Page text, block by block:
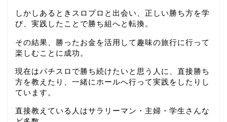
しかしあるときスロプロと出会い、正しい勝ち方を学
び、実践したことで勝ち組へと転換。
その結果、勝ったお金を活用して趣味の旅行に行って
楽しむことに成功。
現在はパチスロで勝ち続けたいと思う人に、直接勝ち
方を教えたり、一緒にホールへ行って実践をしたりし
ています。
直接教えている人はサラリーマン・主婦・学生さんな